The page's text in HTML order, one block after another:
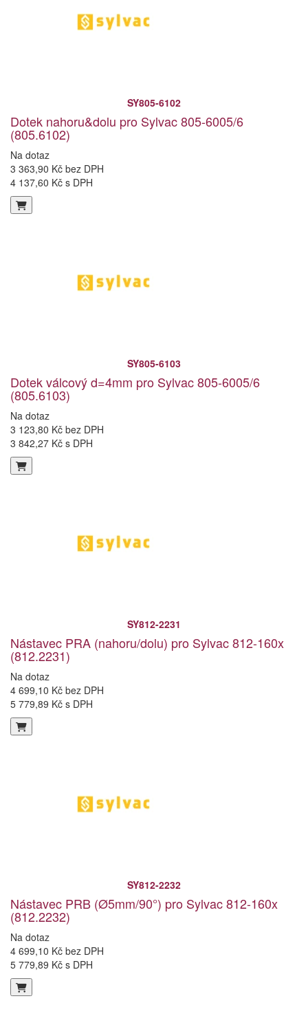
SY805-6102
Dotek nahoru&dolu pro Sylvac 805-6005/6
(805.6102)
Na dotaz
3 363,90 Kč bez DPH
4 137,60 Kč s DPH
SY805-6103
Dotek válcový d=4mm pro Sylvac 805-6005/6
(805.6103)
Na dotaz
3 123,80 Kč bez DPH
3 842,27 Kč s DPH
SY812-2231
Nástavec PRA (nahoru/dolu) pro Sylvac 812-160x
(812.2231)
Na dotaz
4 699,10 Kč bez DPH
5 779,89 Kč s DPH
SY812-2232
Nástavec PRB (Ø5mm/90°) pro Sylvac 812-160x
(812.2232)
Na dotaz
4 699,10 Kč bez DPH
5 779,89 Kč s DPH